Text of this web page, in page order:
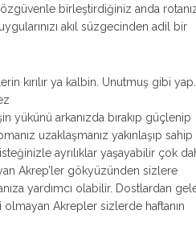
birleştirdiğiniz anda
akıl süzgecinden adil bir
kırılır ya kalbin. Unutmuş gibi yap.
yükünü arkanızda bırakıp güçlenip
uzaklaşmanız yakınlaşıp sahip
ayrılıklar yaşayabilir çok
Akrep’ler gökyüzünden sizlere
yardımcı olabilir. Dostlardan
Akrepler sizlerde haftanın